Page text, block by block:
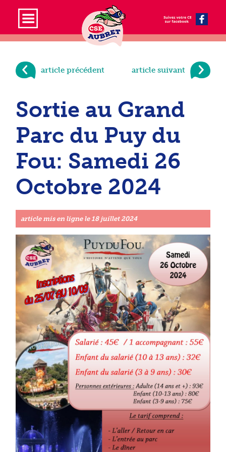
article précédent article suivant
Sortie au Grand
Parc du Puy du
Fou: Samedi 26
Octobre 2024
article mis en ligne le 18 juillet 2024